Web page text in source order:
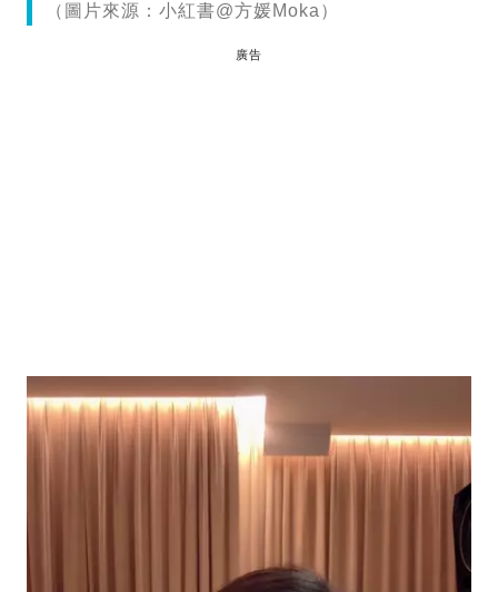
（圖片來源：小紅書@方媛Moka）
廣告